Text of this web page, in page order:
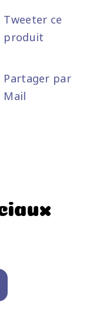
Tweeter ce
produit
Partager par
Mail